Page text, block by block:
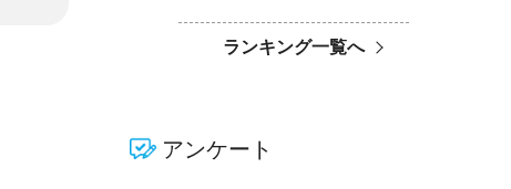
ランキング一覧へ
アンケート